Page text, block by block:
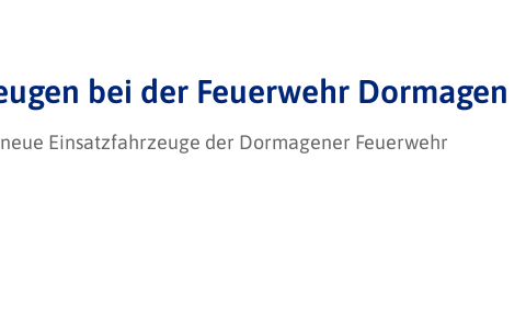
bei der Feuerwehr Dormagen
Einsatzfahrzeuge der Dormagener Feuerwehr